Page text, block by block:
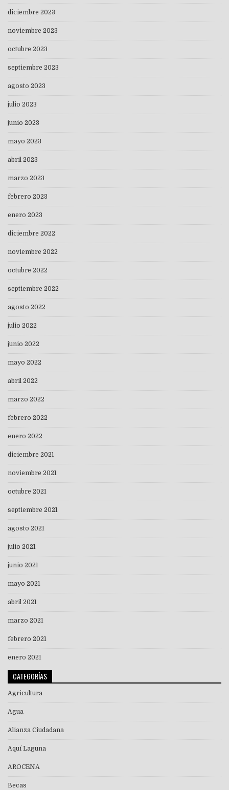
diciembre 2023
noviembre 2023
octubre 2023
septiembre 2023
agosto 2023
julio 2023
junio 2023
mayo 2023
abril 2023
marzo 2023
febrero 2023
enero 2023
diciembre 2022
noviembre 2022
octubre 2022
septiembre 2022
agosto 2022
julio 2022
junio 2022
mayo 2022
abril 2022
marzo 2022
febrero 2022
enero 2022
diciembre 2021
noviembre 2021
octubre 2021
septiembre 2021
agosto 2021
julio 2021
junio 2021
mayo 2021
abril 2021
marzo 2021
febrero 2021
enero 2021
CATEGORÍAS
Agricultura
Agua
Alianza Ciudadana
Aquí Laguna
AROCENA
Becas